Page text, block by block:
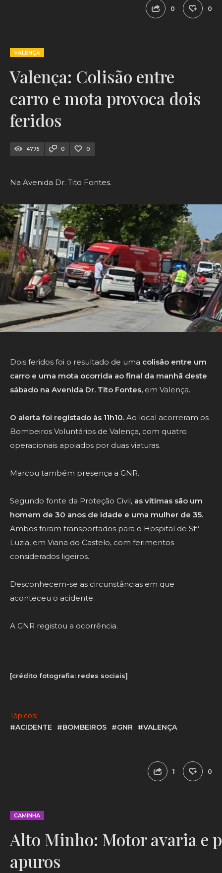
0 0
VALENÇA
Valença: Colisão entre
carro e mota provoca dois
feridos
4775 0 0
Na Avenida Dr. Tito Fontes.
Dois feridos foi o resultado de uma colisão entre um
carro e uma mota ocorrida ao final da manhã deste
sábado na Avenida Dr. Tito Fontes, em Valença.
O alerta foi registado às 11h10. Ao local acorreram os
Bombeiros Voluntários de Valença, com quatro
operacionais apoiados por duas viaturas.
Marcou também presença a GNR.
Segundo fonte da Proteção Civil, as vítimas são um
homem de 30 anos de idade e uma mulher de 35.
Ambos foram transportados para o Hospital de Stª
Luzia, em Viana do Castelo, com ferimentos
considerados ligeiros.
Desconhecem-se as circunstâncias em que
aconteceu o acidente.
A GNR registou a ocorrência.
[crédito fotografia: redes sociais]
Tópicos:
#ACIDENTE
#BOMBEIROS #GNR #VALENÇA
1 0
CAMINHA
Alto Minho: Motor avaria e
apuros